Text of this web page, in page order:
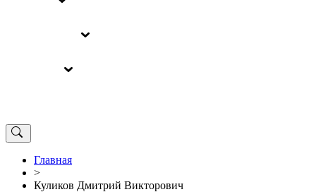
Главная
>
Куликов Дмитрий Викторович